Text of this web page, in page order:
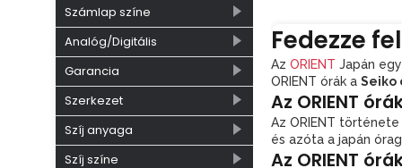
Számlap színe
Barna
2
Ezüst
1
Fehér
8
Fekete
3
Homokszínű
1
Analóg/Digitális
Analóg
36
Barna
1
Garancia
2 év
3
3 év
33
Napelemes
1
Szerkezet
Automata
31
Napelemes
3
Szíj anyaga
Bőr
11
Szíj színe
Fedezze
Az ORIENT Japán
ORIENT órák a Seiko
Az ORIENT
Az ORIENT
és azóta a japán
Az ORIENT